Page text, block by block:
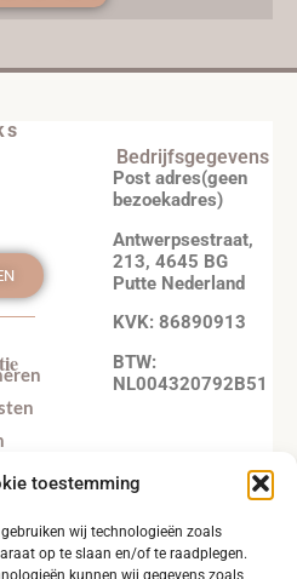
toestemming
wij technologieën zoals
op te slaan en/of te raadplegen.
kunnen wij gegevens zoals
EN)
EN)
Bedrijfsgegevens
Post adres(geen
bezoekadres)
Antwerpsestraat,
213, 4645 BG
Putte Nederland
KVK: 86890913
BTW:
NL004320792B51